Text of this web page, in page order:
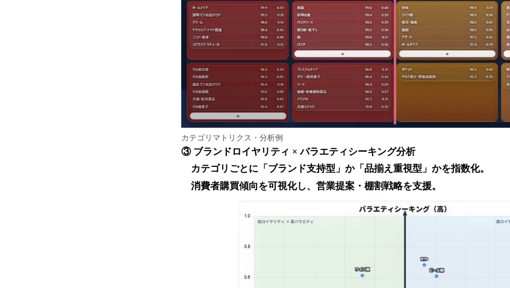
カテゴリマトリクス・分析例
③ ブランドロイヤリティ × バラエティシーキング分析
カテゴリごとに「ブランド支持型」か「品揃え重視型」かを指数化。
消費者購買傾向を可視化し、営業提案・棚割戦略を支援。